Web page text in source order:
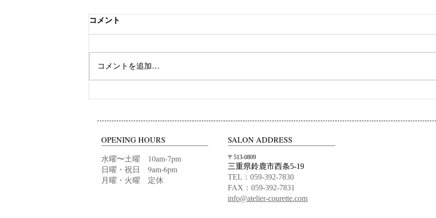
ツートンカラー
初ネイル カフ
コメント
コメントを追加…
SALON ADDRESS
OPENING HOURS
水曜〜土曜 10am-7pm
日曜・祝日 9am-6pm
月曜・火曜 定休
〒513-0809
三重県鈴鹿市西条5-19
TEL：059-392-7830
FAX：059-392-7831
info@atelier-courette.com